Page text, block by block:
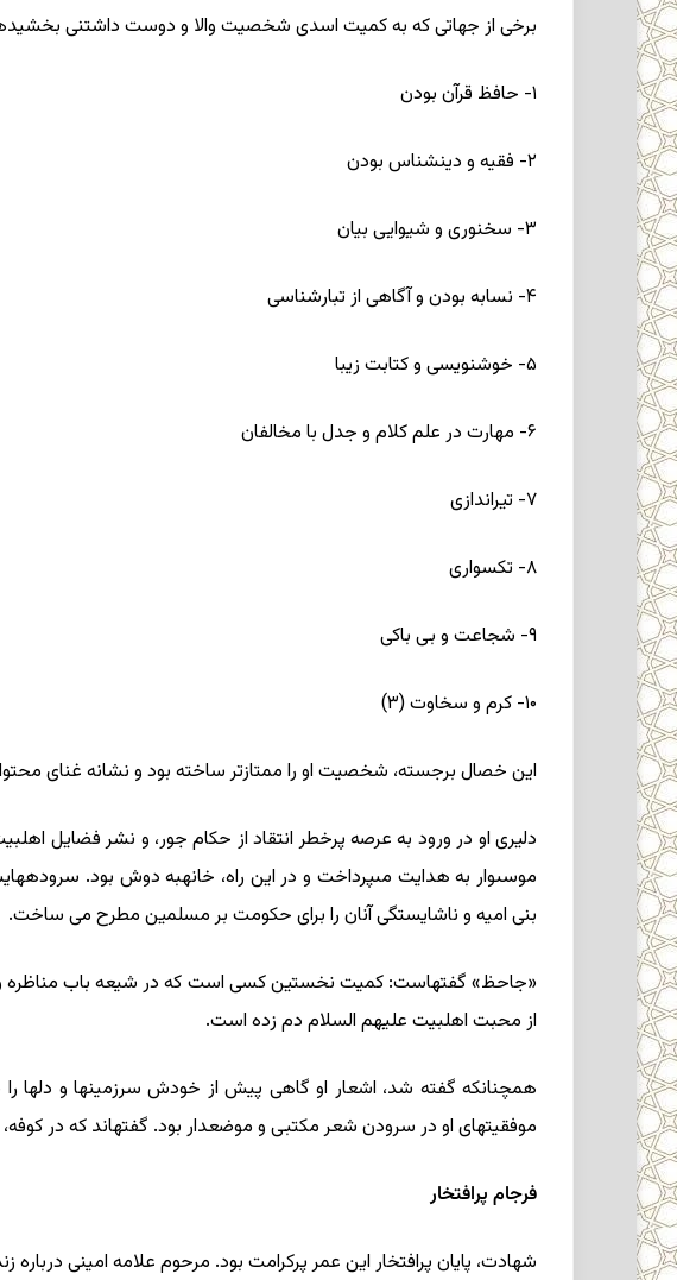
برخى از جهاتى که به کمیت اسدى شخصیت والا و دوست‏ داشتنى
۱- حافظ قرآن بودن
۲- فقیه و دین‏شناس بودن
۳- سخنورى و شیوایى بیان
۴- نسابه ‏بودن و آگاهى از تبارشناسى
۵- خوشنویسى و کتابت زیبا
۶- مهارت در علم کلام و جدل با مخالفان
۷- تیراندازى
۸- تکسوارى
۹- شجاعت و بى ‏باکى
۱۰- کرم و سخاوت (۳)
این خصال برجسته، شخصیت او را ممتازتر ساخته‏ بود و نشانه غناى
دلیرى او در ورود به عرصه پرخطر انتقاد از حکام جور، و نشر فضایل
موسى‏وار به هدایت مى‏پرداخت و در این راه، خانه‏به دوش بود.
بنى ‏امیه و ناشایستگى آنان را براى حکومت ‏بر مسلمین مطرح مى ‏ساخت.
«جاحظ‏» گفته‏است: کمیت نخستین کسى است که در شیعه باب مناظره
از محبت اهل‏بیت علیهم السلام دم زده ‏است.
هم‏چنانکه گفته ‏شد، اشعار او گاهى پیش از خودش سرزمینها و دلها
موفقیتهاى او در سرودن شعر مکتبى و موضعدار بود. گفته‏اند که در
فرجام پرافتخار
شهادت، پایان پرافتخار این عمر پرکرامت‏ بود. مرحوم علامه امینى